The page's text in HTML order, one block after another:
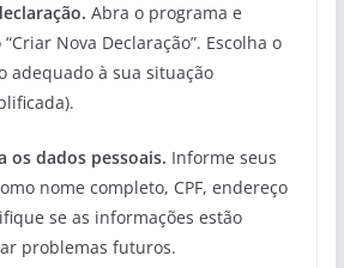
Abra o programa e
Nova Declaração”. Escolha o
adequado à sua situação
os dados pessoais. Informe seus
nome completo, CPF, endereço
se as informações estão
problemas futuros.